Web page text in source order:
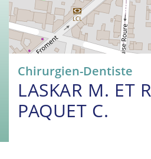
Chirurgien-Dentiste
LASKAR M. ET
PAQUET C.